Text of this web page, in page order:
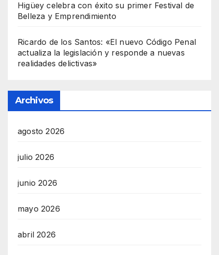
Higüey celebra con éxito su primer Festival de
Belleza y Emprendimiento
Ricardo de los Santos: «El nuevo Código Penal
actualiza la legislación y responde a nuevas
realidades delictivas»
Archivos
agosto 2026
julio 2026
junio 2026
mayo 2026
abril 2026